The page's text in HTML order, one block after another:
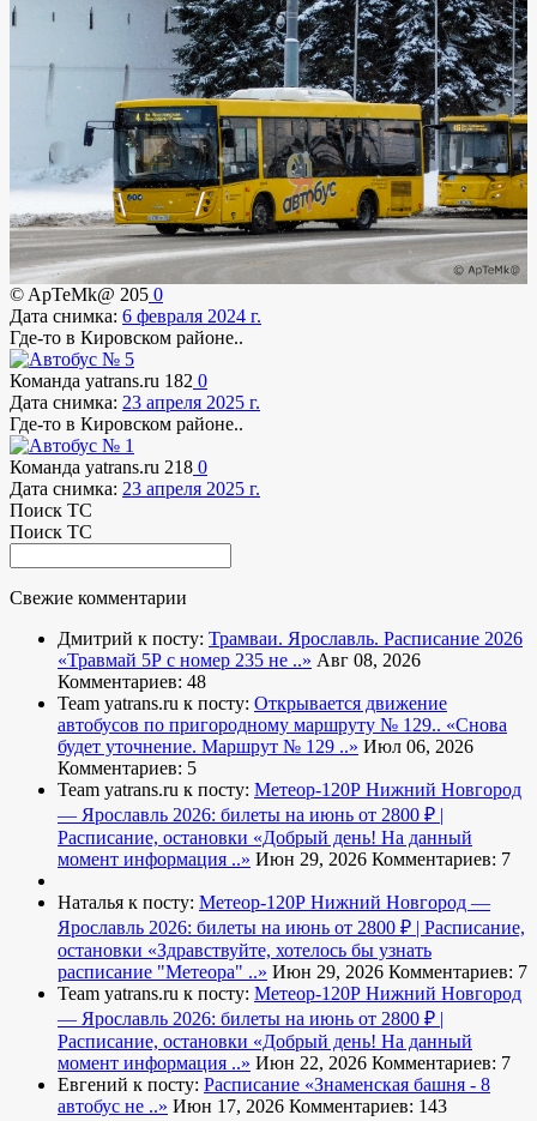
© ApTeMk@ 205 0
Дата снимка: 6 февраля 2024 г.
Где-то в Кировском районе..
Команда yatrans.ru 182 0
Дата снимка: 23 апреля 2025 г.
Где-то в Кировском районе..
Команда yatrans.ru 218 0
Дата снимка: 23 апреля 2025 г.
Поиск ТС
Поиск ТС
Свежие комментарии
Дмитрий к посту: Трамваи. Ярославль. Расписание 2026
«Травмай 5Р с номер 235 не ..» Авг 08, 2026
Комментариев: 48
Team yatrans.ru к посту: Открывается движение
автобусов по пригородному маршруту № 129.. «Снова
будет уточнение. Маршрут № 129 ..» Июл 06, 2026
Комментариев: 5
Team yatrans.ru к посту: Метеор-120Р Нижний Новгород
— Ярославль 2026: билеты на июнь от 2800 ₽ |
Расписание, остановки «Добрый день! На данный
момент информация ..» Июн 29, 2026 Комментариев: 7
Наталья к посту: Метеор-120Р Нижний Новгород —
Ярославль 2026: билеты на июнь от 2800 ₽ | Расписание,
остановки «Здравствуйте, хотелось бы узнать
расписание "Метеора" ..» Июн 29, 2026 Комментариев: 7
Team yatrans.ru к посту: Метеор-120Р Нижний Новгород
— Ярославль 2026: билеты на июнь от 2800 ₽ |
Расписание, остановки «Добрый день! На данный
момент информация ..» Июн 22, 2026 Комментариев: 7
Евгений к посту: Расписание «Знаменская башня - 8
автобус не ..» Июн 17, 2026 Комментариев: 143